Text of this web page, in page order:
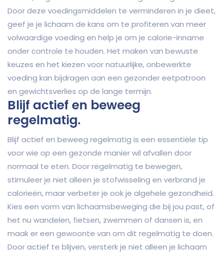
Door deze voedingsmiddelen te verminderen in je dieet,
geef je je lichaam de kans om te profiteren van meer
volwaardige voeding en help je om je calorie-inname
onder controle te houden. Het maken van bewuste
keuzes en het kiezen voor natuurlijke, onbewerkte
voeding kan bijdragen aan een gezonder eetpatroon
en gewichtsverlies op de lange termijn.
Blijf actief en beweeg
regelmatig.
Blijf actief en beweeg regelmatig is een essentiële tip
voor wie op een gezonde manier wil afvallen door
normaal te eten. Door regelmatig te bewegen,
stimuleer je niet alleen je stofwisseling en verbrand je
calorieën, maar verbeter je ook je algehele gezondheid.
Kies een vorm van lichaamsbeweging die bij jou past, of
het nu wandelen, fietsen, zwemmen of dansen is, en
maak er een gewoonte van om dit regelmatig te doen.
Door actief te blijven, versterk je niet alleen je lichaam